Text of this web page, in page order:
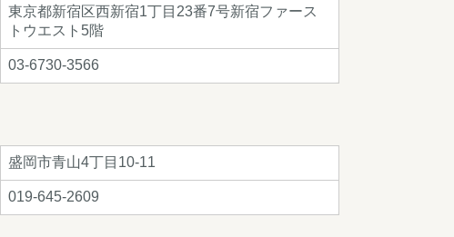
東京都新宿区西新宿1丁目23番7号新宿ファース
トウエスト5階
03-6730-3566
盛岡市青山4丁目10-11
019-645-2609